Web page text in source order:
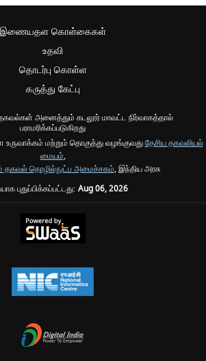
இணையதள கொள்கைகள்
உதவி
தொடர்பு கொள்ள
கருத்து கேட்பு
அனைத்தும் கடலூர் மாவட்ட நிர்வாகத்தால்
பராமரிக்கப்படுகிறது
மற்றும் தொகுத்து வழங்குவதுதேசிய தகவலியல்
மையம்,
தகவல் தொழில்நுட்ப அமைச்சகம், இந்திய அரசு
புதுப்பிக்கப்பட்டது: Aug 06, 2026